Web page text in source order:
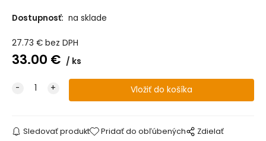
Dostupnosť: na sklade
27.73 € bez DPH
33.00 € ks
Sledovať produkt Pridať do obľúbených Zdielať